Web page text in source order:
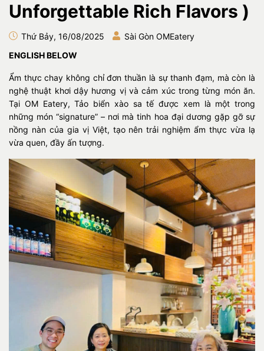
Unforgettable Rich Flavors )
Thứ Bảy, 16/08/2025
Sài Gòn OMEatery
ENGLISH BELOW
Ẩm thực chay không chỉ đơn thuần là sự thanh đạm, mà còn là
nghệ thuật khơi dậy hương vị và cảm xúc trong từng món ăn.
Tại OM Eatery, Tảo biển xào sa tế được xem là một trong
những món “signature” – nơi mà tinh hoa đại dương gặp gỡ sự
nồng nàn của gia vị Việt, tạo nên trải nghiệm ẩm thực vừa lạ
vừa quen, đầy ấn tượng.